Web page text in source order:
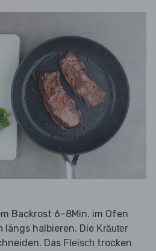
Backrost 6–8Min. im Ofen
längs halbieren. Die Kräuter
Das Fleisch trocken